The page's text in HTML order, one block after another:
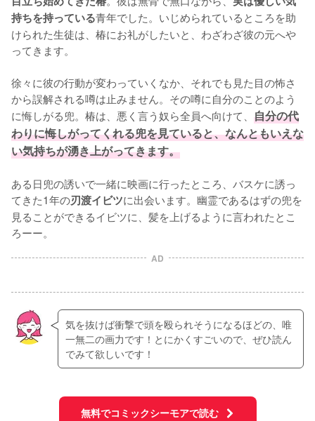
持ちを持っている青年でした。いじめられているところを助
けられた生徒は、椿にお礼がしたいと、わざわざ彼の元へや
ってきます。
徐々に彼の行動が変わっていくなか、それでも見た目の怖さ
から誤解される噂は止みません。その噂に自分のことのよう
に悔しがる兜。椿は、悪く言う奴ら全員へ向けて、 自分の代
わりに悔しがってくれる兜を見ていると、なんともいえな
い気持ちが湧き上がってきます。
ある日兜の誘いで一緒に映画に行ったところ、バスケに誘っ
てきた1年の刃渡イビツに出会います。幽霊であるはずの兜を
見ることができるイビツに、髪を上げるように言われたとこ
ろーー。
AD
気を抜けば衝撃で頭を殴られそうになるほどの、唯
一無二の画力です！とにかくすごいので、ぜひ読ん
でみて欲しいです！
無料でコミックシーモアで読む